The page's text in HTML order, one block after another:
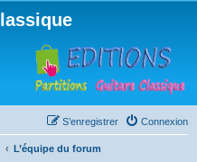
Connexion
S’enregistrer
L’équipe du forum